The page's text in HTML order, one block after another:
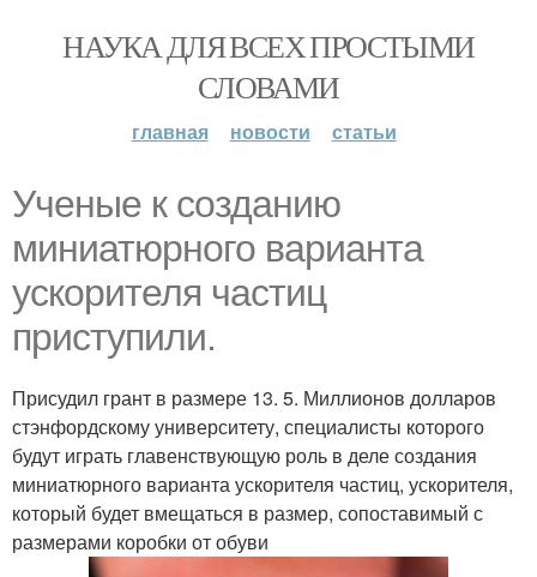
НАУКА ДЛЯ ВСЕХ ПРОСТЫМИ
СЛОВАМИ
главная новости статьи
Ученые к созданию
миниатюрного варианта
ускорителя частиц
приступили.
Присудил грант в размере 13. 5. Миллионов долларов
стэнфордскому университету, специалисты которого
будут играть главенствующую роль в деле создания
миниатюрного варианта ускорителя частиц, ускорителя,
который будет вмещаться в размер, сопоставимый с
размерами коробки от обуви